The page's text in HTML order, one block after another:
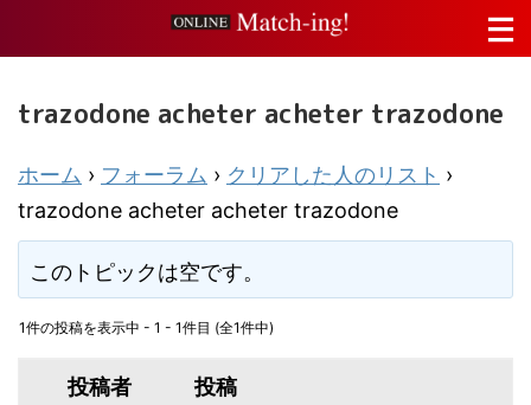
trazodone acheter acheter trazodone
ホーム › フォーラム › クリアした人のリスト ›
trazodone acheter acheter trazodone
このトピックは空です。
1件の投稿を表示中 - 1 - 1件目 (全1件中)
投稿者 投稿